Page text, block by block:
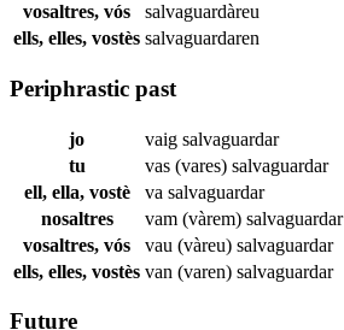
vosaltres, vós
salvaguardàreu
ells, elles, vostès salvaguardaren
Periphrastic past
jo vaig salvaguardar
tu
vas (vares) salvaguardar
ell, ella, vostè
va salvaguardar
nosaltres
vam (vàrem) salvaguardar
vosaltres, vós
vau (vàreu) salvaguardar
ells, elles, vostès van (varen) salvaguardar
Future